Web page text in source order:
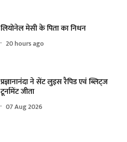
लियोनेल मेसी के पिता का निधन
20 hours ago
प्रज्ञानानंदा ने सेंट लुइस रैपिड एवं ब्लिट्ज
टूर्नामेंट जीता
07 Aug 2026